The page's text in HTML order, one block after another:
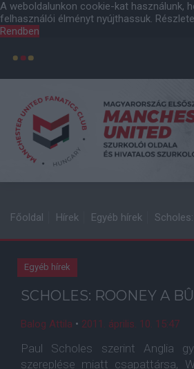
A weboldalunkon cookie-kat használunk,
felhasználói élményt nyújthassuk.
Rendben
Főoldal Hírek Egyéb hírek
Egyéb hírek
SCHOLES: ROONEY A
Balog Attila • 2011. április. 10. 15:47
Paul Scholes szerint Anglia
szereplése miatt csapattársa,